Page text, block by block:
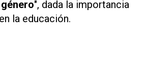
", dada la importancia
la educación.